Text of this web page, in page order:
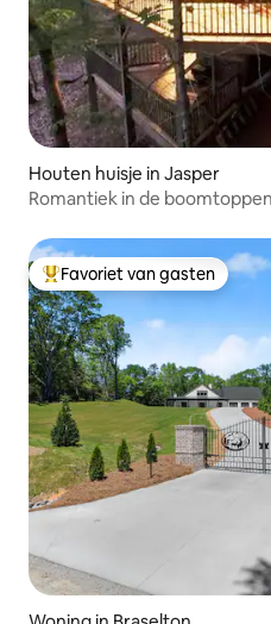
Houten huisje in Jasper
Romantiek in de
Topfavoriet van gasten
Favoriet van gasten